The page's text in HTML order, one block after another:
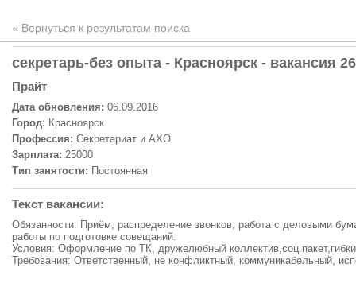
« Вернуться к результатам поиска
секретарь-без опыта - Красноярск - вакансия
Прайт
Дата обновления: 06.09.2016
Город: Красноярск
Профессия: Секретариат и АХО
Зарплата: 25000
Тип занятости: Постоянная
Текст вакансии:
Обязанности: Приём, распределение звонков, работа с деловыми
работы по подготовке совещаний.
Условия: Оформление по ТК, дружелюбный
Требования: Ответственный, не конфликтный, коммуникабельный,